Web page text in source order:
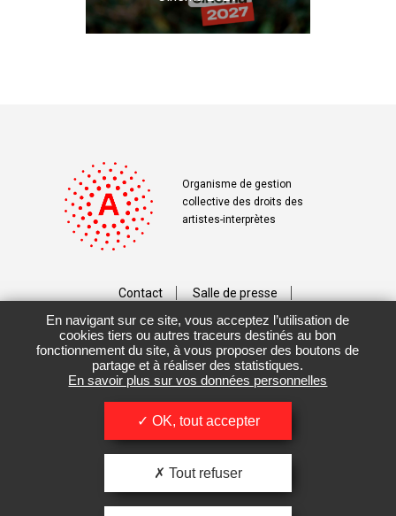
Organisme de gestion
collective des droits des
artistes-interprètes
Contact Salle de presse
Téléchargements Crédits
Vos données personnelles
Mentions légales / CGU
En navigant sur ce site, vous acceptez l’utilisation de
cookies tiers ou autres traceurs destinés au bon
fonctionnement du site, à vous proposer des boutons de
partage et à réaliser des statistiques.
En savoir plus sur vos données personnelles
OK, tout accepter
Tout refuser